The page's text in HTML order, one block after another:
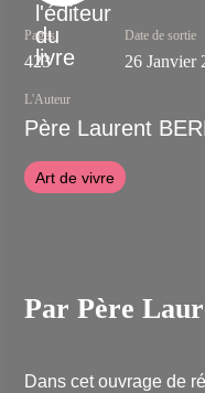
Pages
423
Date de sortie
26 Janvier
L'Auteur
Père Laurent
Art de vivre
Par Père
Dans cet ouvrage de